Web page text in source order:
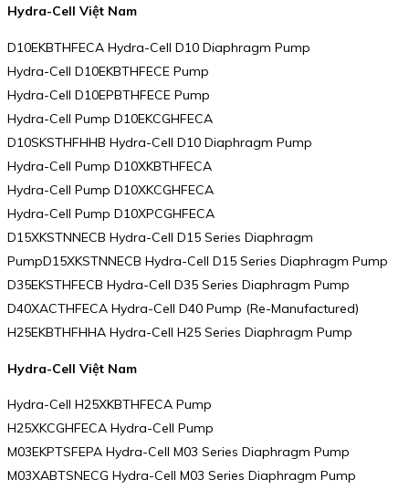
Hydra-Cell Việt Nam
D10EKBTHFECA Hydra-Cell D10 Diaphragm Pump
Hydra-Cell D10EKBTHFECE Pump
Hydra-Cell D10EPBTHFECE Pump
Hydra-Cell Pump D10EKCGHFECA
D10SKSTHFHHB Hydra-Cell D10 Diaphragm Pump
Hydra-Cell Pump D10XKBTHFECA
Hydra-Cell Pump D10XKCGHFECA
Hydra-Cell Pump D10XPCGHFECA
D15XKSTNNECB Hydra-Cell D15 Series Diaphragm
PumpD15XKSTNNECB Hydra-Cell D15 Series Diaphragm Pump
D35EKSTHFECB Hydra-Cell D35 Series Diaphragm Pump
D40XACTHFECA Hydra-Cell D40 Pump (Re-Manufactured)
H25EKBTHFHHA Hydra-Cell H25 Series Diaphragm Pump
Hydra-Cell Việt Nam
Hydra-Cell H25XKBTHFECA Pump
H25XKCGHFECA Hydra-Cell Pump
M03EKPTSFEPA Hydra-Cell M03 Series Diaphragm Pump
M03XABTSNECG Hydra-Cell M03 Series Diaphragm Pump